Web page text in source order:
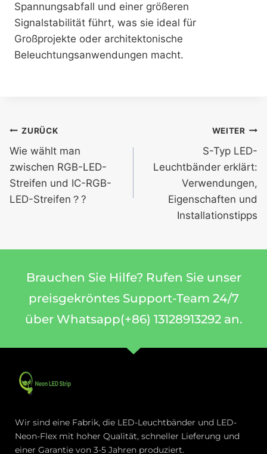
Spannungsabfall und einer größeren
Signalstabilität führt, was sie ideal für
Großprojekte oder architektonische
Beleuchtungsanwendungen macht.
ZURÜCK
Wie wählt man
zwischen RGB-LED-
Streifen und IC-RGB-
LED-Streifen？?
WEITER
S-Typ LED-
Leuchtbänder erklärt:
Verwendungen,
Eigenschaften und
Installationstipps
Brauchen Sie Hilfe? Rufen Sie unser
preisgekröntes Support-Team 24/7
über Whatsapp(+86) 13128913292 an.
Wir sind eine Fabrik, die LED-Leuchtbänder und LED-
Neon-Flex mit hoher Qualität, schneller Lieferung und
einer Garantie von 3-5 Jahren produziert.